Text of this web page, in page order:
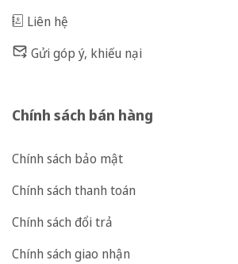
Liên hệ
Gửi góp ý, khiếu nại
Chính sách bán hàng
Chính sách bảo mật
Chính sách thanh toán
Chính sách đổi trả
Chính sách giao nhận